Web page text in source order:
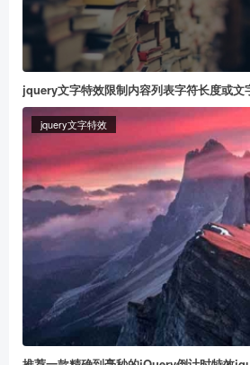
jquery文字特效限制内容列表字符长度或文
jquery文字特效